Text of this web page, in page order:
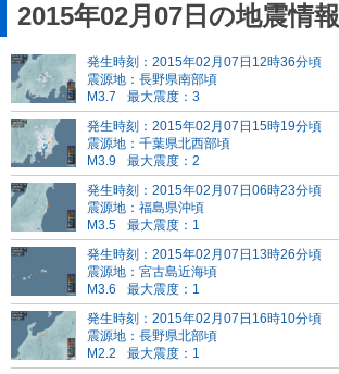
2015年02月07日の地震情報
発生時刻：2015年02月07日12時36分頃
震源地：長野県南部頃
M3.7
最大震度：3
発生時刻：2015年02月07日15時19分頃
震源地：千葉県北西部頃
M3.9
最大震度：2
発生時刻：2015年02月07日06時23分頃
震源地：福島県沖頃
M3.5
最大震度：1
発生時刻：2015年02月07日13時26分頃
震源地：宮古島近海頃
M3.6
最大震度：1
発生時刻：2015年02月07日16時10分頃
震源地：長野県北部頃
M2.2
最大震度：1